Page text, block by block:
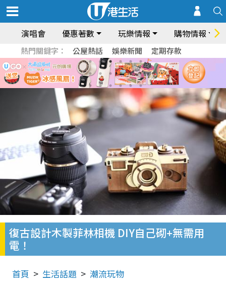
演唱會 優惠著數 玩樂情報 購物情報
熱門關鍵字： 公屋熱話 娛樂新聞 定期存款
復古設計木製菲林相機 DIY自己砌+無需用
電！
首頁 生活話題 潮流玩物